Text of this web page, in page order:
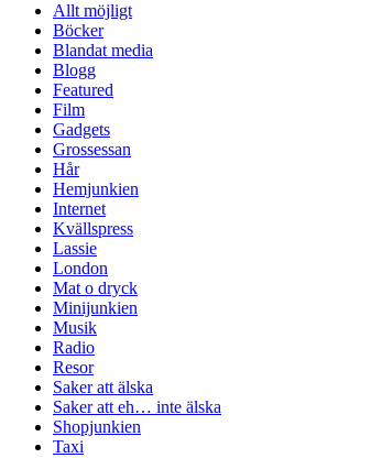
Allt möjligt
Böcker
Blandat media
Blogg
Featured
Film
Gadgets
Grossessan
Hår
Hemjunkien
Internet
Kvällspress
Lassie
London
Mat o dryck
Minijunkien
Musik
Radio
Resor
Saker att älska
Saker att eh… inte älska
Shopjunkien
Taxi